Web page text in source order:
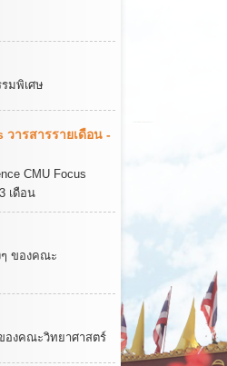
มพิเศษ
วารสารรายเดือน -
CMU Focus
เดือน
ๆ ของคณะ
องคณะวิทยาศาสตร์